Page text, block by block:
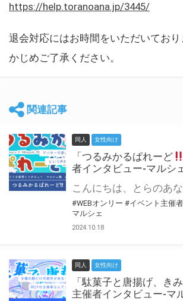
https://help.toranoana.jp/3445/
退会対応にはお時間をいただいてお
かじめご了承ください。
関連記事
同人 女性向け
「つるみかるぱれーど
者インタビュー-マルシ
#WEBオンリー #イベント主催
マルシェ
2024.10.18
同人 女性向け
「駄菓子と唐揚げ、き
主催者インタビュー-マ